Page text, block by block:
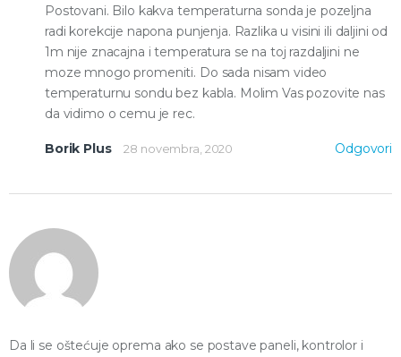
Postovani. Bilo kakva temperaturna sonda je pozeljna
radi korekcije napona punjenja. Razlika u visini ili daljini od
1m nije znacajna i temperatura se na toj razdaljini ne
moze mnogo promeniti. Do sada nisam video
temperaturnu sondu bez kabla. Molim Vas pozovite nas
da vidimo o cemu je rec.
Borik Plus 28 novembra, 2020 Odgovori
Da li se oštećuje oprema ako se postave paneli, kontrolor i